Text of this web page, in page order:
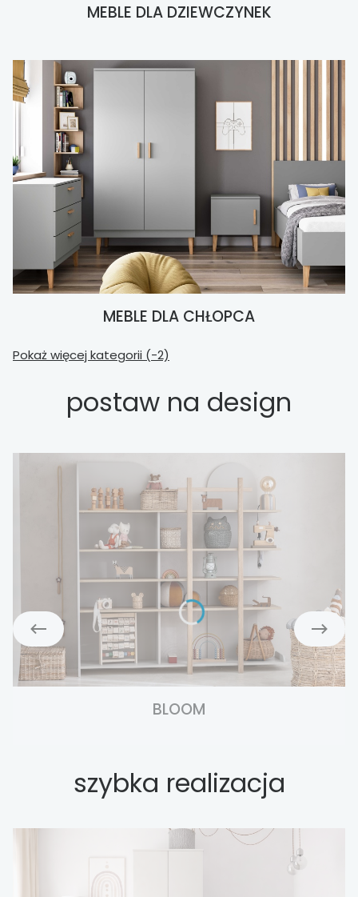
MEBLE DLA DZIEWCZYNEK
MEBLE DLA CHŁOPCA
Pokaż więcej kategorii (-2)
postaw na design
BLOOM
szybka realizacja